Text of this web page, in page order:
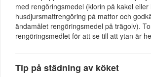
med rengöringsmedel (klorin på kakel eller
husdjursmattrengöring på mattor och
ändamålet rengöringsmedel på trägolv).
rengöringsmedlet för att se till att ytan är
Tip på städning av köket